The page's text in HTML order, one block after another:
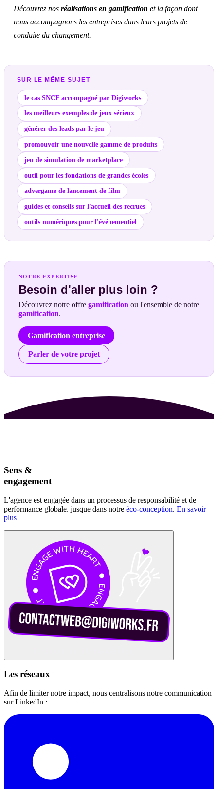
Découvrez nos réalisations en gamification et la façon dont
nous accompagnons les entreprises dans leurs projets de
conduite du changement.
SUR LE MÊME SUJET
le cas SNCF accompagné par Digiworks
les meilleurs exemples de jeux sérieux
générer des leads par le jeu
promouvoir une nouvelle gamme de produits
jeu de simulation de marketplace
outil pour les fondations de grandes écoles
advergame de lancement de film
guides et conseils sur l'accueil des recrues
outils numériques pour l'événementiel
NOTRE EXPERTISE
Besoin d'aller plus loin ?
Découvrez notre offre gamification ou l'ensemble de notre
gamification.
Gamification entreprise
Parler de votre projet
Sens &
engagement
L'agence est engagée dans un processus de responsabilité et de
performance globale, jusque dans notre éco-conception. En savoir
plus
Les réseaux
Afin de limiter notre impact, nous centralisons notre communication
sur LinkedIn :